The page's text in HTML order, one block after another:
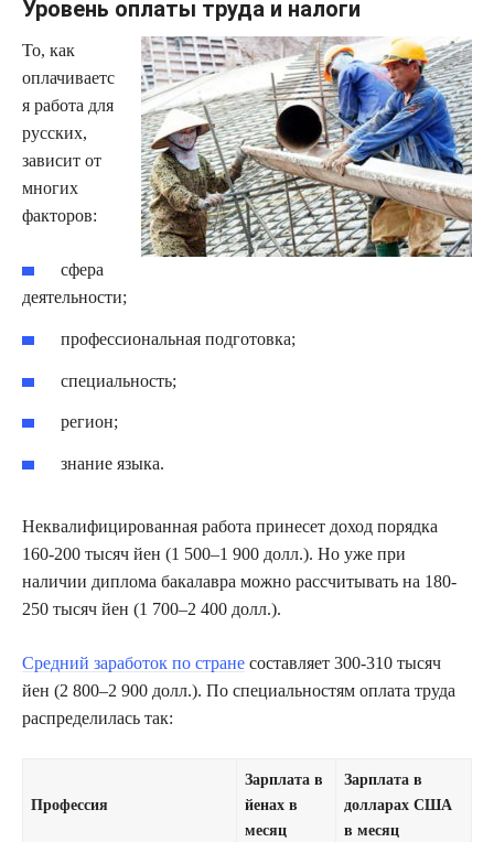
Уровень оплаты труда и налоги
То, как
оплачиваетс
я работа для
русских,
зависит от
многих
факторов:
сфера
деятельности;
профессиональная подготовка;
специальность;
регион;
знание языка.
Неквалифицированная работа принесет доход порядка
160-200 тысяч йен (1 500–1 900 долл.). Но уже при
наличии диплома бакалавра можно рассчитывать на 180-
250 тысяч йен (1 700–2 400 долл.).
Средний заработок по стране составляет 300-310 тысяч
йен (2 800–2 900 долл.). По специальностям оплата труда
распределилась так:
Профессия
Зарплата в
йенах в
месяц
Зарплата в
долларах США
в месяц